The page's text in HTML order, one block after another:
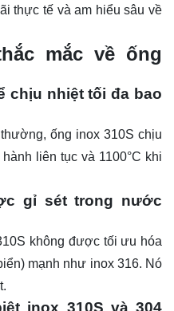
thực tế và am hiểu sâu về
mắc về ống
chịu nhiệt tối đa bao
ống inox 310S chịu
liên tục và 1100°C khi
gỉ sét trong nước
không được tối ưu hóa
mạnh như inox 316. Nó
inox 310S và 304